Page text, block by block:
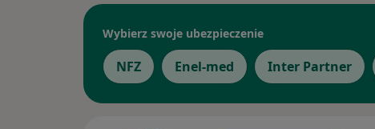
Wybierz swoje ubezpieczenie
NFZ Enel-med Inter Partner